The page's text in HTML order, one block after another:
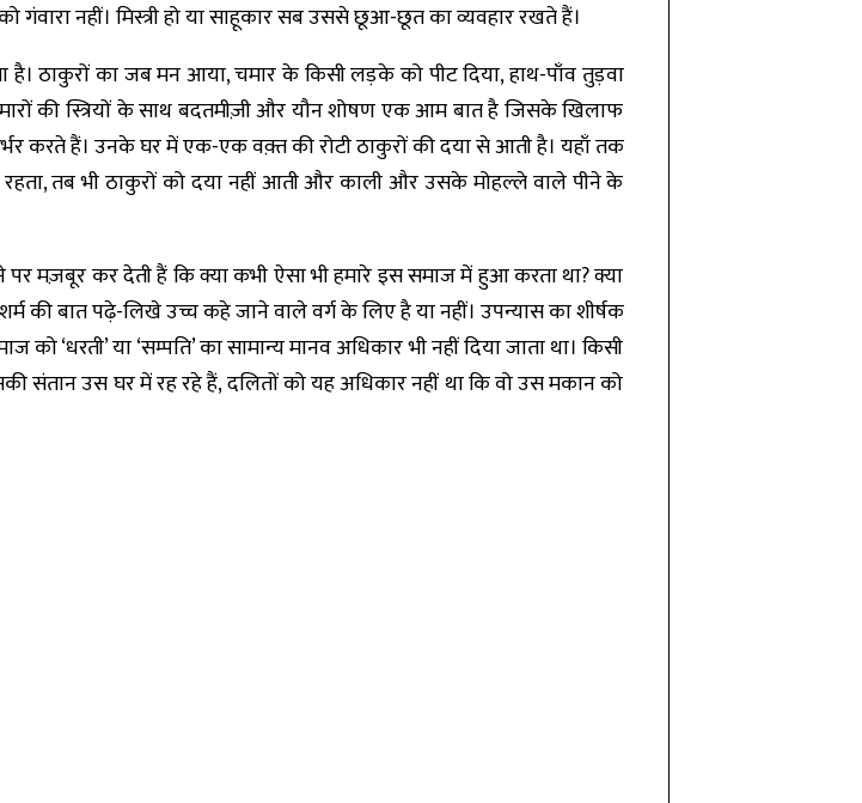
नहीं। मिस्त्री हो या साहूकार सब उससे छूआ-छूत का व्यवहार रखते हैं।
ठाकुरों का जब मन आया, चमार के किसी लड़के को पीट दिया, हाथ-पाँव तुड़वा
की स्त्रियों के साथ बदतमीज़ी और यौन शोषण एक आम बात है जिसके खिलाफ
करते हैं। उनके घर में एक-एक वक़्त की रोटी ठाकुरों की दया से आती है। यहाँ तक
तब भी ठाकुरों को दया नहीं आती और काली और उसके मोहल्ले वाले पीने के
मज़बूर कर देती हैं कि क्या कभी ऐसा भी हमारे इस समाज में हुआ करता था? क्या
बात पढ़े-लिखे उच्च कहे जाने वाले वर्ग के लिए है या नहीं। उपन्यास का शीर्षक
‘धरती’ या ‘सम्पति’ का सामान्य मानव अधिकार भी नहीं दिया जाता था। किसी
उस घर में रह रहे हैं, दलितों को यह अधिकार नहीं था कि वो उस मकान को